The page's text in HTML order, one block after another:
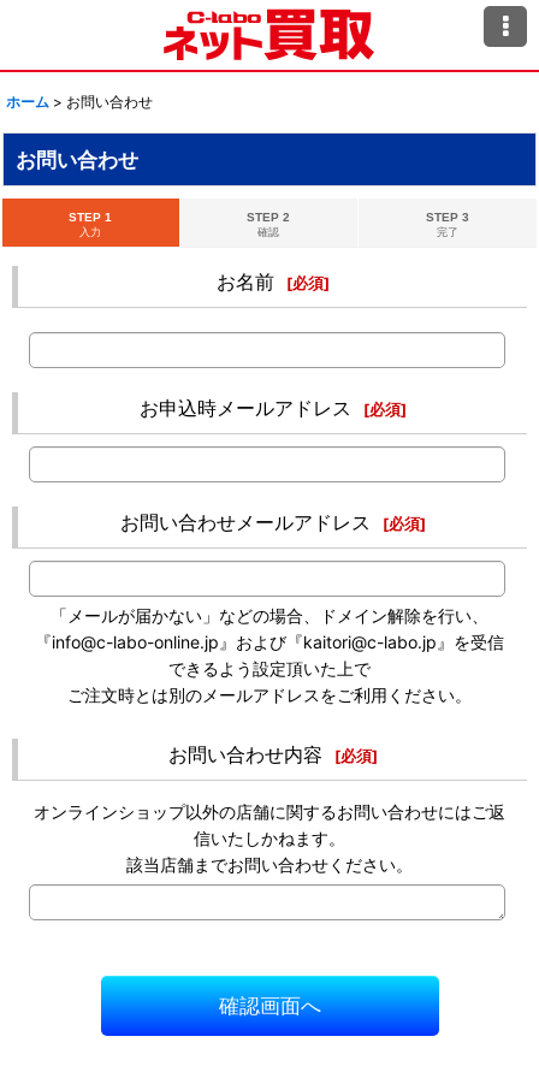
ホーム > お問い合わせ
お問い合わせ
STEP 1
入力
STEP 2
確認
STEP 3
完了
お名前 [必須]
お申込時メールアドレス [必須]
お問い合わせメールアドレス [必須]
「メールが届かない」などの場合、ドメイン解除を行い、
『info@c-labo-online.jp』および『kaitori@c-labo.jp』を受信
できるよう設定頂いた上で
ご注文時とは別のメールアドレスをご利用ください。
お問い合わせ内容 [必須]
オンラインショップ以外の店舗に関するお問い合わせにはご返
信いたしかねます。
該当店舗までお問い合わせください。
確認画面へ